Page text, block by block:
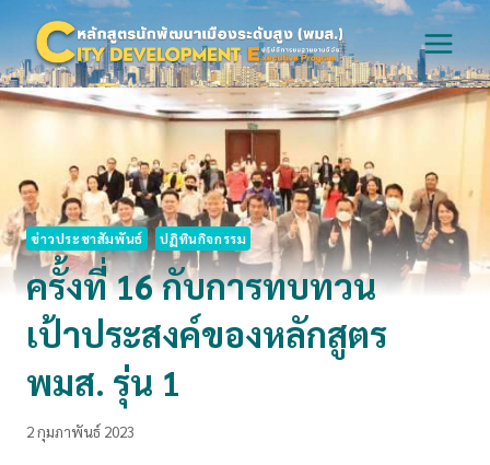
content
ข่าวประชาสัมพันธ์ ปฏิทินกิจกรรม
ครั้งที่ 16 กับการทบทวน
เป้าประสงค์ของหลักสูตร
พมส. รุ่น 1
2 กุมภาพันธ์ 2023